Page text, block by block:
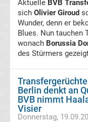
Champions
League
Europa
League
Europa
Aktuelle BVB
sich Olivier Giroud
Wunder, denn er
Blues. Nun tauchen
wonach Borussia
des Stürmers
Berlin denkt an
BVB nimmt
Visier
Donnerstag,